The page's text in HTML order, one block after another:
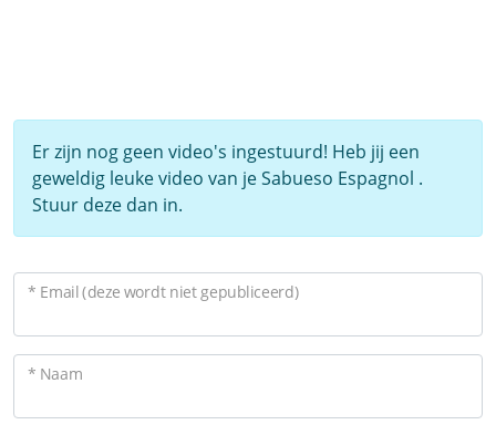
Er zijn nog geen video's ingestuurd! Heb jij een
geweldig leuke video van je Sabueso Espagnol .
Stuur deze dan in.
* Email (deze wordt niet gepubliceerd)
* Naam